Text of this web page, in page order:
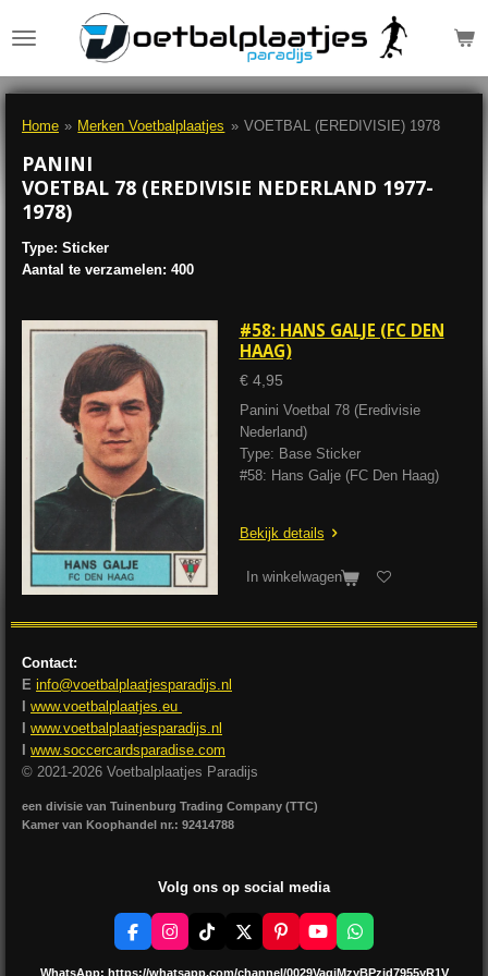
direct
de
Home » Merken Voetbalplaatjes » VOETBAL (EREDIVISIE) 1978
PANINI
VOETBAL 78 (EREDIVISIE NEDERLAND 1977-
1978)
Type: Sticker
Aantal te verzamelen: 400
#58: HANS GALJE (FC DEN
HAAG)
€ 4,95
Panini Voetbal 78 (Eredivisie
Nederland)
Type: Base Sticker
#58: Hans Galje (FC Den Haag)
Bekijk details
In winkelwagen
Contact:
E info@voetbalplaatjesparadijs.nl
I www.voetbalplaatjes.eu
I www.voetbalplaatjesparadijs.nl
I www.soccercardsparadise.com
© 2021-2026 Voetbalplaatjes Paradijs
een divisie van Tuinenburg Trading Company (TTC)
Kamer van Koophandel nr.: 92414788
Volg ons op social media
F
a
c
I
n
s
T
k
X
P
i
n
Y
o
u
W
h
a
WhatsApp: https://whatsapp.com/channel/0029VagjMzyBPzjd7955yR1V